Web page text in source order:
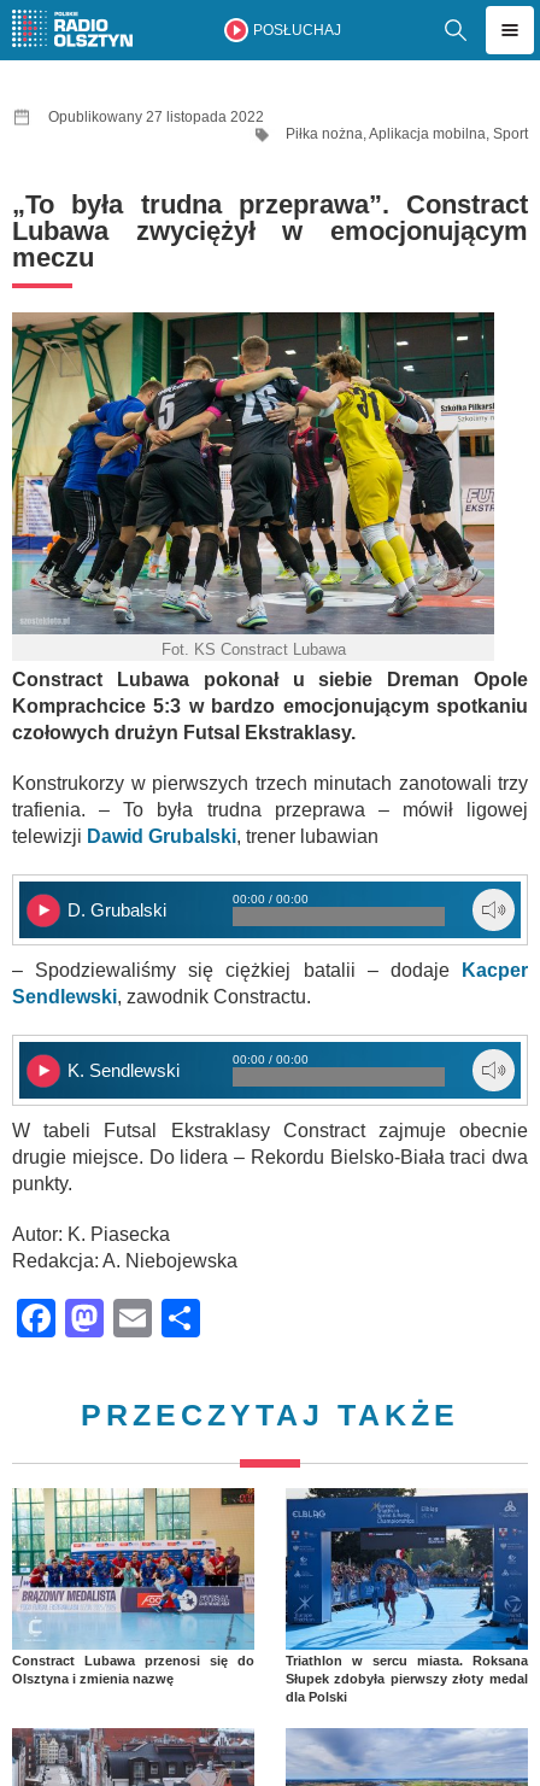
POSŁUCHAJ
Opublikowany 27 listopada 2022
Piłka nożna,Aplikacja mobilna, Sport
„To była trudna przeprawa”. Constract
Lubawa zwyciężył w emocjonującym
meczu
Fot. KS Constract Lubawa
Constract Lubawa pokonał u siebie Dreman Opole
Komprachcice 5:3 w bardzo emocjonującym spotkaniu
czołowych drużyn Futsal Ekstraklasy.
Konstrukorzy w pierwszych trzech minutach zanotowali trzy
trafienia. – To była trudna przeprawa – mówił ligowej
telewizji Dawid Grubalski, trener lubawian
D. Grubalski
00:00 / 00:00
– Spodziewaliśmy się ciężkiej batalii – dodaje
Kacper
Sendlewski, zawodnik Constractu.
K. Sendlewski
00:00 / 00:00
W tabeli Futsal Ekstraklasy Constract zajmuje obecnie
drugie miejsce. Do lidera – Rekordu Bielsko-Biała traci dwa
punkty.
Autor: K. Piasecka
Redakcja: A. Niebojewska
Facebook
Mastodon
Email
PRZECZYTAJ TAKŻE
Constract Lubawa przenosi się do
Olsztyna i zmienia nazwę
Triathlon w sercu miasta. Roksana
Słupek zdobyła pierwszy złoty medal
dla Polski